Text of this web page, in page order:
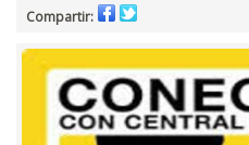
Compartir: